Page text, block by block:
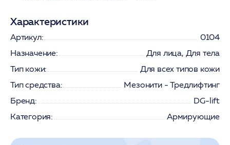
Характеристики
Артикул:
0104
Назначение:
Для лица, Для тела
Тип кожи:
Для всех типов кожи
Тип средства:
Мезонити - Тредлифтинг
Бренд:
DG-lift
Категория:
Армирующие